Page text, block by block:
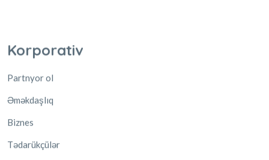
Əməkdaşlıq
Biznes
Tədarükçülər
Əlçatanlıq
Endirimlər